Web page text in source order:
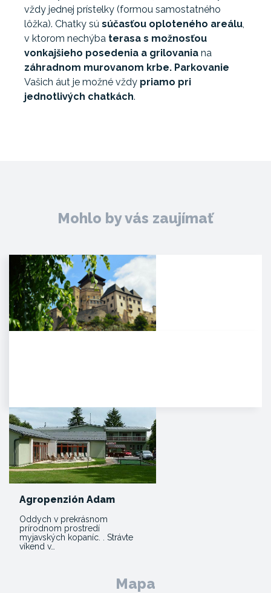
vždy jednej prístelky (formou samostatného
lôžka). Chatky sú súčasťou oploteného areálu
v ktorom nechýba terasa s možnosťou
vonkajšieho posedenia a grilovania na
záhradnom murovanom krbe. Parkovanie
Vašich áut je možné vždy priamo pri
jednotlivých chatkách.
Mohlo by vás zaujímať
Agropenzión Adam
Oddych v prekrásnom
prírodnom prostredí
myjavských kopaníc. . Strávte
víkend v…
Mapa